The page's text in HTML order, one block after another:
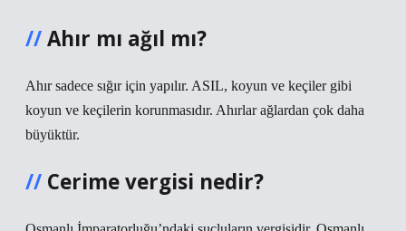
Ahır mı ağıl mı?
Ahır sadece sığır için yapılır. ASIL, koyun ve keçiler gibi
koyun ve keçilerin korunmasıdır. Ahırlar ağlardan çok daha
büyüktür.
Cerime vergisi nedir?